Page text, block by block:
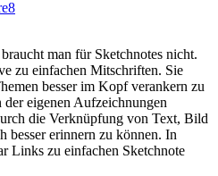
8
man für Sketchnotes nicht.
zu einfachen Mitschriften. Sie
besser im Kopf verankern zu
der eigenen Aufzeichnungen
die Verknüpfung von Text, Bild
besser erinnern zu können. In
Links zu einfachen Sketchnote